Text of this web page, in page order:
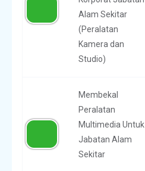
Alam Sekitar
(Peralatan
Kamera dan
Studio)
Membekal
Peralatan
Multimedia Untuk
Jabatan Alam
Sekitar